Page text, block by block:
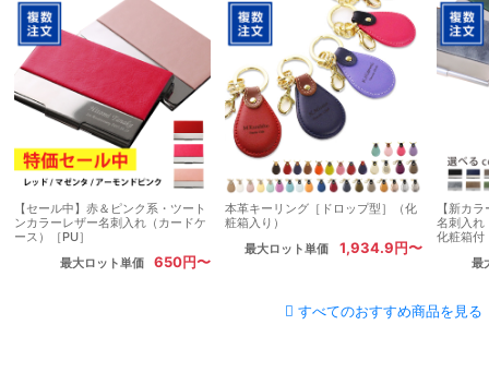
【セール中】赤＆ピンク系・ツート
ンカラーレザー名刺入れ（カードケ
ース）［PU］
最大ロット単価
650円〜
本革キーリング［ドロップ型］（化
粧箱入り）
最大ロット単価
1,934.9円〜
【新カ
名刺入れ
化粧箱付
最
すべてのおすすめ商品を見る